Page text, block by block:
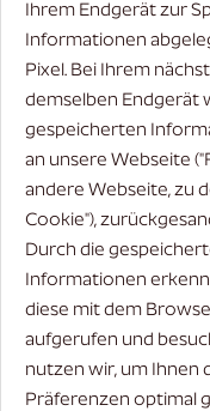
Ihrem Endgerät zur
Informationen
Pixel. Bei Ihrem
demselben Endgerät
gespeicherten
an unsere Webseite
andere Webseite, zu
Cookie"),
Durch die
Informationen
diese mit dem
aufgerufen und
nutzen wir, um Ihnen
Präferenzen optimal